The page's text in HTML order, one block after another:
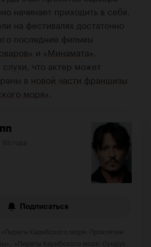
начинает приходить в себя.
на фестивалях достаточно
последние фильмы
и «Минамата»
что актер может
в новой части франшизы
моря»
Подписаться